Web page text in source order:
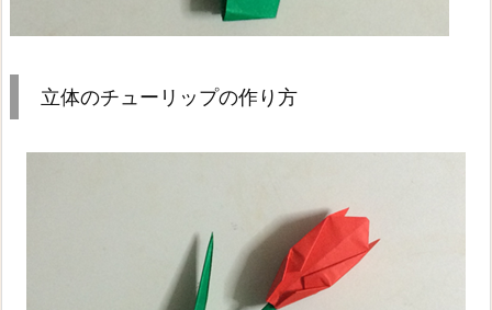
立体のチューリップの作り方